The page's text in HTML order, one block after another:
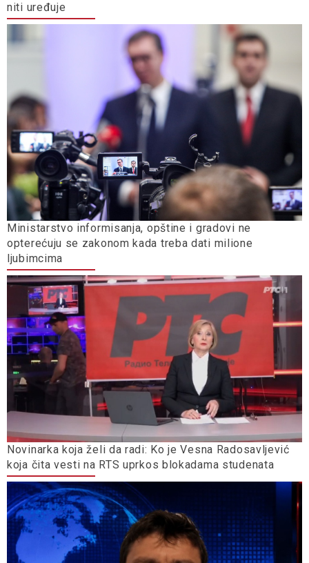
niti uređuje
Ministarstvo informisanja, opštine i gradovi ne
opterećuju se zakonom kada treba dati milione
ljubimcima
Novinarka koja želi da radi: Ko je Vesna Radosavljević
koja čita vesti na RTS uprkos blokadama studenata